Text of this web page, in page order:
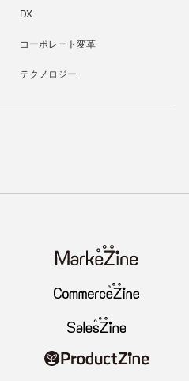
DX
コーポレート変革
テクノロジー